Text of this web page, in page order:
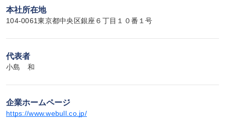
本社所在地
104-0061東京都中央区銀座６丁目１０番１号
代表者
小島　和
企業ホームページ
https://www.webull.co.jp/